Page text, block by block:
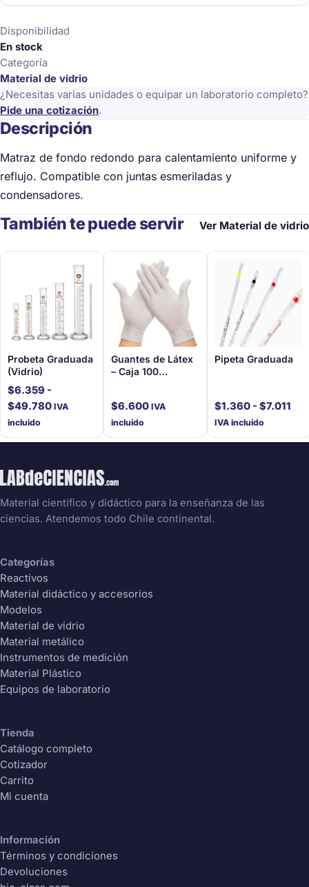
Disponibilidad
En stock
Categoría
Material de vidrio
¿Necesitas varias unidades o equipar un laboratorio completo?
Pide una cotización.
Descripción
Matraz de fondo redondo para calentamiento uniforme y
reflujo. Compatible con juntas esmeriladas y
condensadores.
También te puede servir Ver Material de vidrio
Probeta Graduada
(Vidrio)
$6.359 -
$49.780Rango
precios:
$6.359
hasta
$49.780
IVA
incluido
Guantes de Látex
– Caja 100
$6.600 IVA
incluido
Pipeta Graduada
$1.360 - $7.011
IVA incluido
Material científico y didáctico para la enseñanza de las
ciencias. Atendemos todo Chile continental.
Categorías
Reactivos
Material didáctico y accesorios
Modelos
Material de vidrio
Material metálico
Instrumentos de medición
Material Plástico
Equipos de laboratorio
Tienda
Catálogo completo
Cotizador
Carrito
Mi cuenta
Información
Términos y condiciones
Devoluciones
Hola
Atendemos todo Chile continental